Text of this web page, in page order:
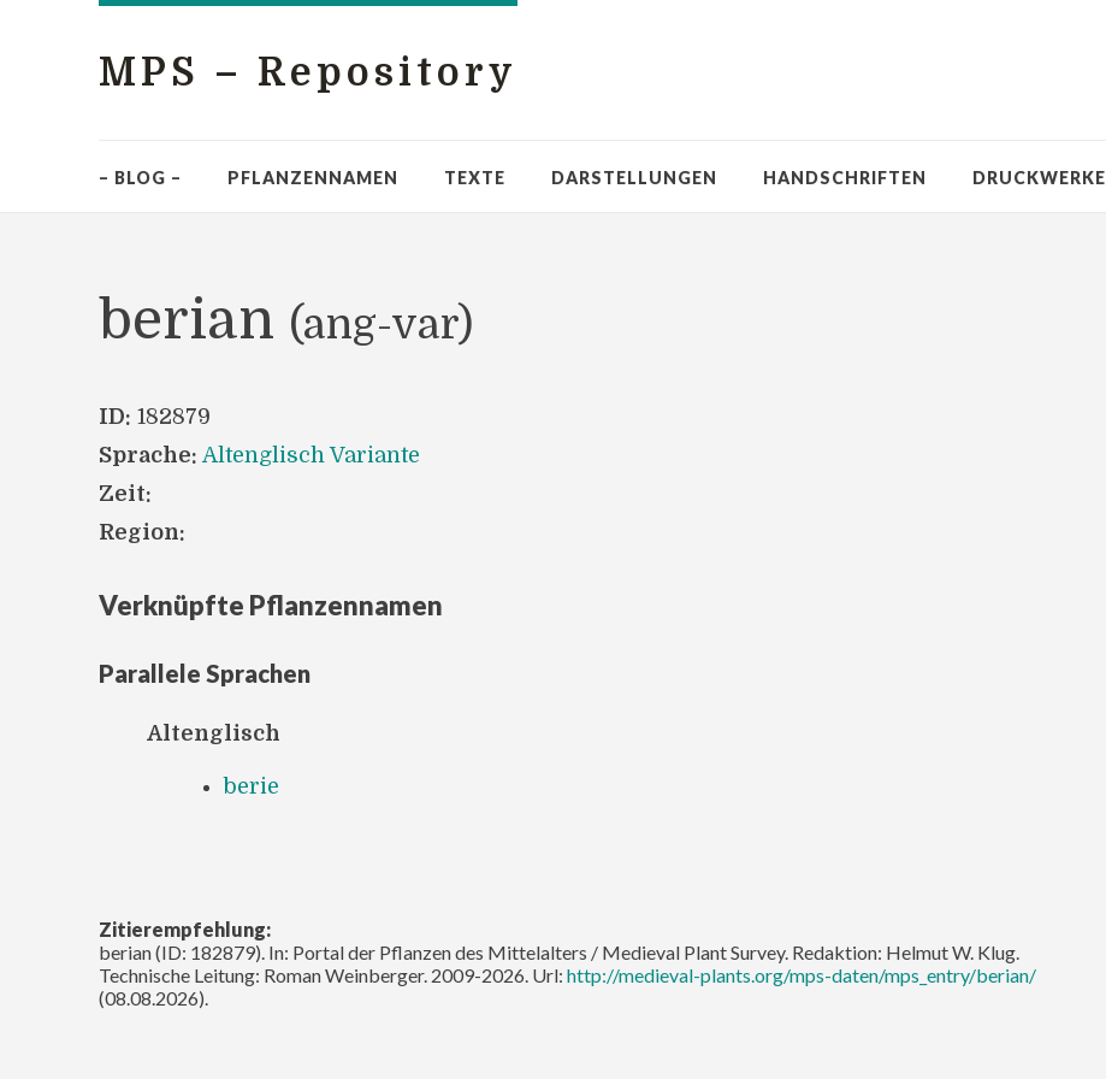
MPS – Repository
– BLOG – PFLANZENNAMEN TEXTE DARSTELLUNGEN HANDSCHRIFTEN DRUCKWERKE
berian (ang-var)
ID: 182879
Sprache: Altenglisch Variante
Zeit:
Region:
Verknüpfte Pflanzennamen
Parallele Sprachen
Altenglisch
berie
Zitierempfehlung:
berian (ID: 182879). In: Portal der Pflanzen des Mittelalters / Medieval Plant Survey. Redaktion: Helmut W. Klug.
Technische Leitung: Roman Weinberger. 2009-2026. Url: http://medieval-plants.org/mps-daten/mps_entry/berian/
(08.08.2026).